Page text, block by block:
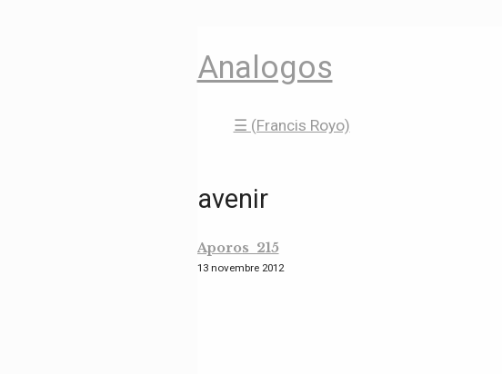
Analogos
☰ (Francis Royo)
avenir
Aporos 215
13 novembre 2012